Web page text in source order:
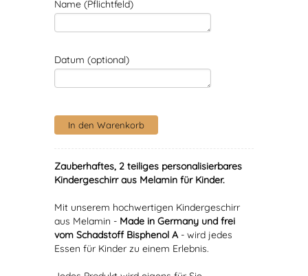
Name (Pflichtfeld)
Datum (optional)
Zauberhaftes, 2 teiliges personalisierbares
Kindergeschirr aus Melamin für Kinder.
Mit unserem hochwertigen Kindergeschirr
aus Melamin - Made in Germany und frei
vom Schadstoff Bisphenol A- wird jedes
Essen für Kinder zu einem Erlebnis.